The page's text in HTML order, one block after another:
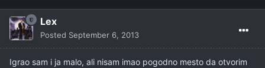
Lex
Posted September 6, 2013
Igrao sam i ja malo, ali nisam imao pogodno mesto da otvorim